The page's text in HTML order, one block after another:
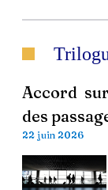
Accord
des
22 juin 2026